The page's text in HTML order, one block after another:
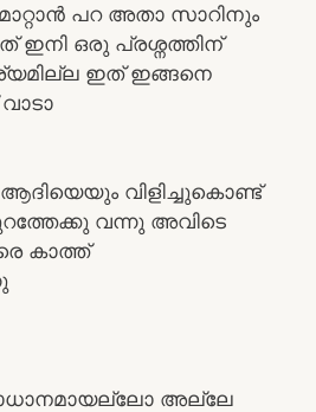
പറ അതാ സാറിനും
ഒരു പ്രശ്നത്തിന്
ഇത് ഇങ്ങനെ
വിളിച്ചുകൊണ്ട്
വന്നു അവിടെ
കാത്ത്
അല്ലേ